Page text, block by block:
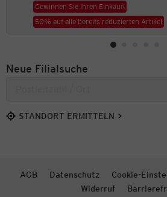
Gewinnen Sie Ihren Einkauf!
50% auf alle bereits reduzierten Artikel
Neue Filialsuche
STANDORT ERMITTELN
AGB Datenschutz Cookie-
Widerruf